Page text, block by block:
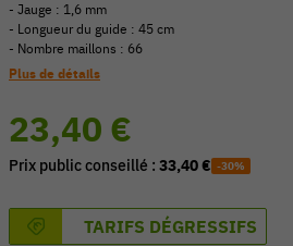
V
- Jauge : 1,6 mm
- Longueur du guide : 45 cm
- Nombre maillons : 66
Plus de détails
23,40 €
Prix public conseillé : 33,40 € -30%
TARIFS DÉGRESSIFS